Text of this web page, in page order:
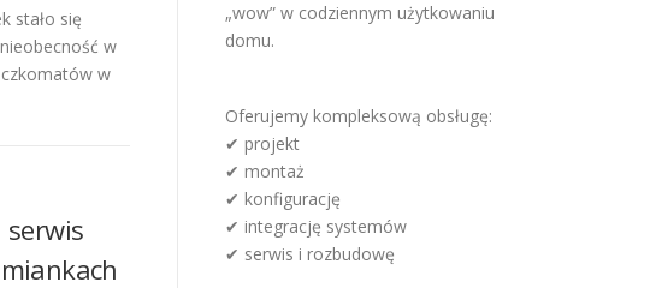
stało się
w
w
„wow” w codziennym użytkowaniu
domu.
Oferujemy kompleksową obsługę:
✔ projekt
✔ montaż
✔ konfigurację
✔ integrację systemów
✔ serwis i rozbudowę